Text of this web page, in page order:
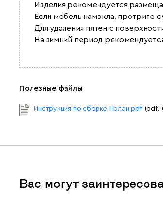
Изделия рекомендуется
Если мебель намокла, протрите
Для удаления пятен с
На зимний период
Полезные файлы
Инструкция по сборке Нолан.pdf (pdf.
Вас могут